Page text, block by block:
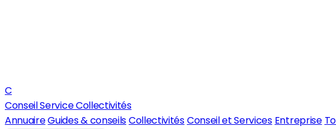
C
Conseil Service Collectivités
AnnuaireGuides & conseilsCollectivitésConseil et Services Entreprise